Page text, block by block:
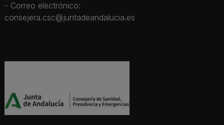
- Correo electrónico:
consejera.csc@juntadeandalucia.es